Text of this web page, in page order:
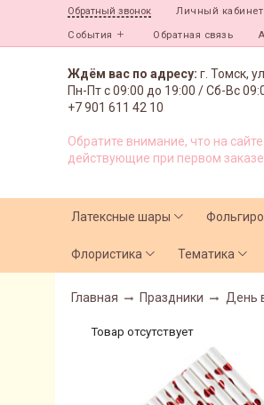
Обратный звонок Личный кабинет
События Обратная связь
Ждём вас по адресу: г. Томск,
Пн-Пт с09:00 до 19:00 /Сб-Вс
+7 901 611 42 10
Обратите внимание, что на
действующие при первом заказе
Латексные шары
Флористика Тематика
Главная Праздники День
Товар отсутствует